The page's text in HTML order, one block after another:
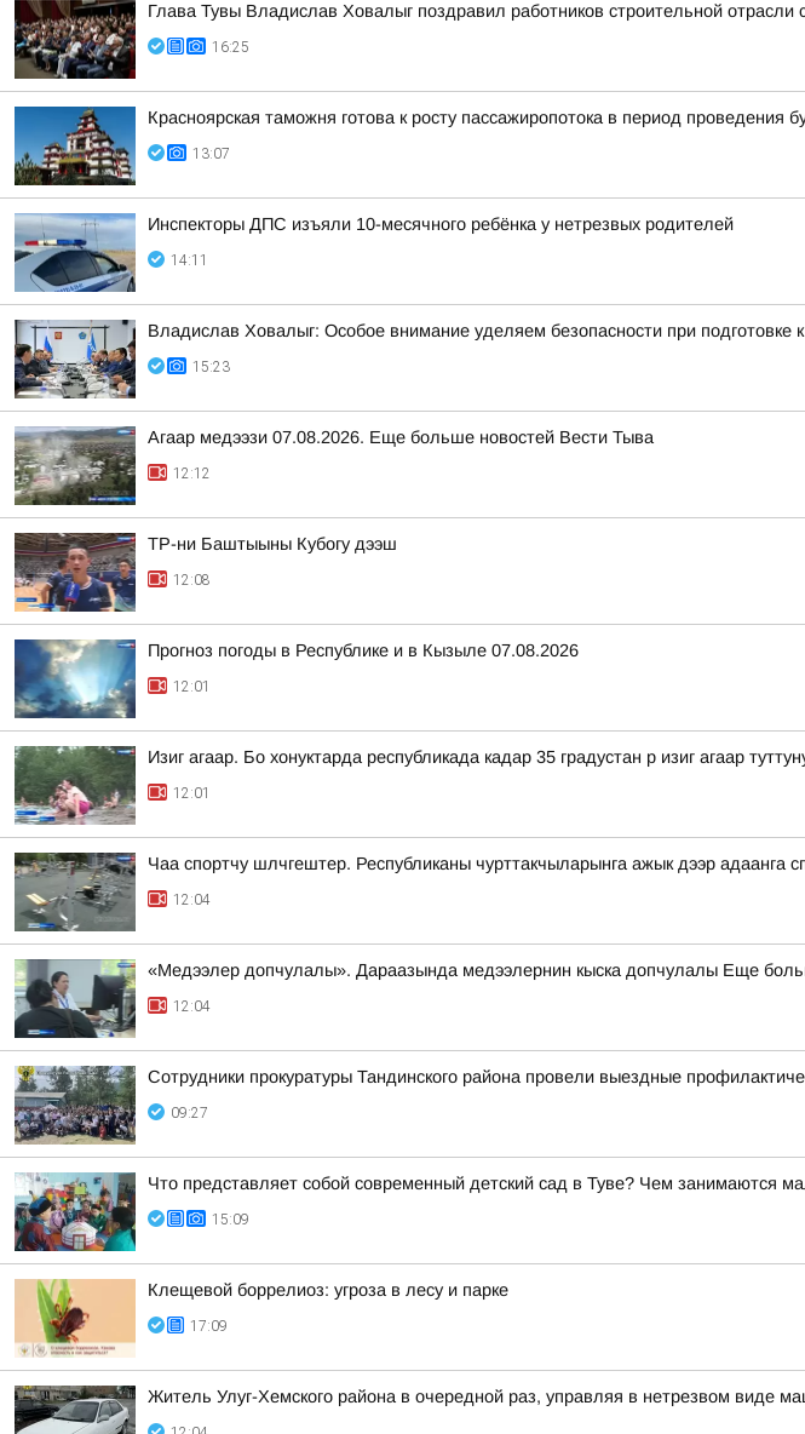
Глава Тувы Владислав Ховалыг поздравил работников строительной
16:25
Красноярская таможня готова к росту пассажиропотока в период проведения
13:07
Инспекторы ДПС изъяли 10-месячного ребёнка у нетрезвых родителей
14:11
Владислав Ховалыг: Особое внимание уделяем безопасности при
15:23
Агаар медээзи 07.08.2026. Еще больше новостей Вести Тыва
12:12
ТР-ни Баштыыны Кубогу дээш
12:08
Прогноз погоды в Республике и в Кызыле 07.08.2026
12:01
Изиг агаар. Бо хонуктарда республикада кадар 35 градустан р изиг агаар
12:01
Чаа спортчу шлчгештер. Республиканы чурттакчыларынга ажык дээр адаанга
12:04
«Медээлер допчулалы». Дараазында медээлернин кыска допчулалы Еще
12:04
Сотрудники прокуратуры Тандинского района провели выездные
09:27
Что представляет собой современный детский сад в Туве? Чем занимаются
15:09
Клещевой боррелиоз: угроза в лесу и парке
17:09
Житель Улуг-Хемского района в очередной раз, управляя в нетрезвом виде